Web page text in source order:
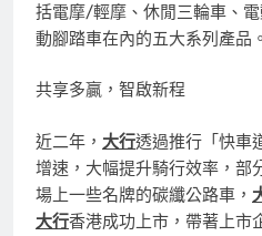
括電摩/輕摩、休閒三輪車、
動腳踏車在內的五大系列產品。
共享多贏，智啟新程
近二年， 大行透過推行「快車
增速，大幅提升騎行效率，部
場上一些名牌的碳纖公路車，
大行香港成功上市，帶著上市